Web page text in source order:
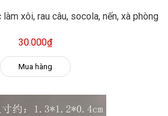
xôi, rau câu, socola, nến, xà phòng
30.000₫
Mua hàng